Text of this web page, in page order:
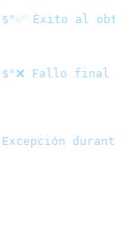
$"✅ Éxito al
$"❌ Fallo final